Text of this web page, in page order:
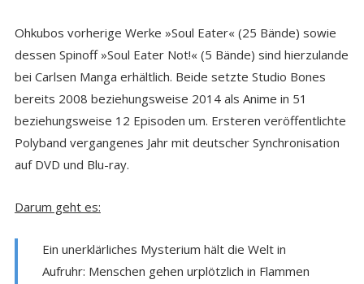
Ohkubos vorherige Werke »Soul Eater« (25 Bände) sowie
dessen Spinoff »Soul Eater Not!« (5 Bände) sind hierzulande
bei Carlsen Manga erhältlich. Beide setzte Studio Bones
bereits 2008 beziehungsweise 2014 als Anime in 51
beziehungsweise 12 Episoden um. Ersteren veröffentlichte
Polyband vergangenes Jahr mit deutscher Synchronisation
auf DVD und Blu-ray.
Darum geht es:
Ein unerklärliches Mysterium hält die Welt in
Aufruhr: Menschen gehen urplötzlich in Flammen